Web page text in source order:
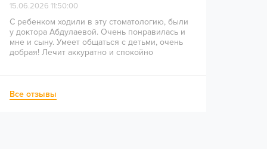
15.06.2026 11:50:00
С ребенком ходили в эту стоматологию, были
у доктора Абдулаевой. Очень понравилась и
мне и сыну. Умеет общаться с детьми, очень
добрая! Лечит аккуратно и спокойно
Все отзывы